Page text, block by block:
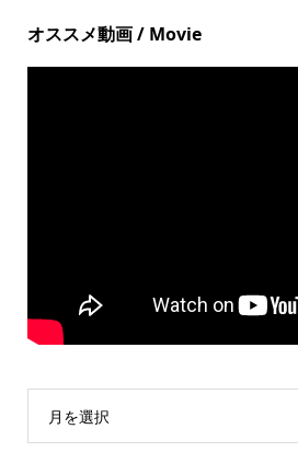
オススメ動画 / Movie
月を選択